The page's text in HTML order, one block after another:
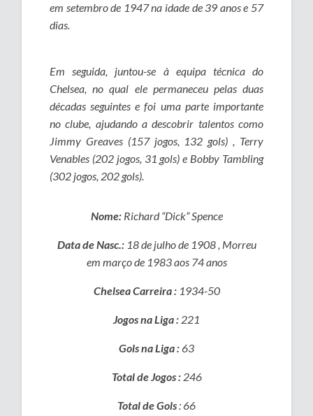
em setembro de 1947 na idade de 39 anos e 57
dias.
Em seguida, juntou-se à equipa técnica do
Chelsea, no qual ele permaneceu pelas duas
décadas seguintes e foi uma parte importante
no clube, ajudando a descobrir talentos como
Jimmy Greaves (157 jogos, 132 gols) , Terry
Venables (202 jogos, 31 gols) e Bobby Tambling
(302 jogos, 202 gols).
Nome:Richard “Dick” Spence
Data de Nasc.: 18 de julho de 1908 , Morreu
em março de 1983 aos 74 anos
Chelsea Carreira :1934-50
Jogos na Liga : 221
Gols na Liga :63
Total de Jogos : 246
Total de Gols: 66